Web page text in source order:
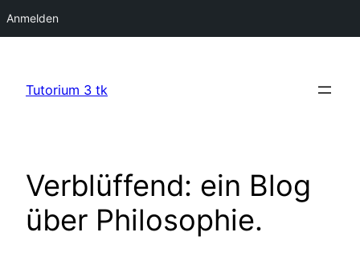
Anmelden
springen
Tutorium 3 tk
Verblüffend: ein Blog
über Philosophie.